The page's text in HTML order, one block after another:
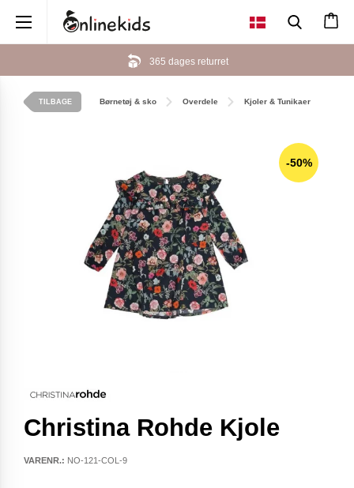
365 dages returret
TILBAGE Børnetøj & sko Overdele Kjoler & Tunikaer
-50%
Christina Rohde Kjole
VARENR.: NO-121-COL-9